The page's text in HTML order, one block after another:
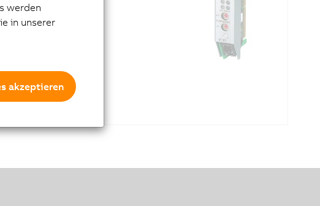
werden
in unserer
akzeptieren